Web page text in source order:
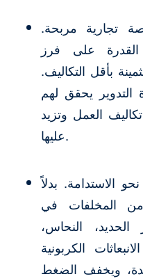
تجارية مربحة.
القدرة على فرز
بأقل التكاليف.
التدوير يحقق لهم
العمل وتزيد
عليها.
الاستدامة. بدلاً
المخلفات في
الحديد، النحاس،
الكربونية
ويخفف الضغط